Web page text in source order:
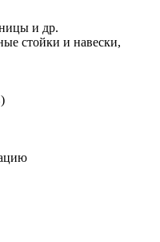
и др.
стойки и навески,